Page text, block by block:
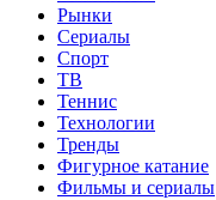
Рынки
Сериалы
Спорт
ТВ
Теннис
Технологии
Тренды
Фигурное катание
Фильмы и сериалы